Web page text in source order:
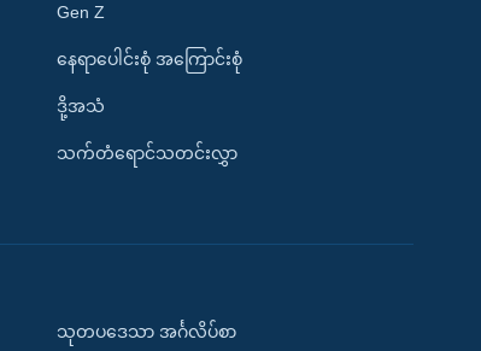
Gen Z
နေရာပေါင်းစုံ အကြောင်းစုံ
ဒို့အသံ
သက်တံရောင်သတင်းလွှာ
သုတပဒေသာ အင်္ဂလိပ်စာ